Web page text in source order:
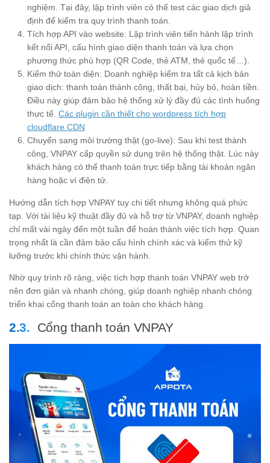
nghiệm. Tại đây, lập trình viên có thể test các giao dịch giả
định để kiểm tra quy trình thanh toán.
Tích hợp API vào website: Lập trình viên tiến hành lập trình
kết nối API, cấu hình giao diện thanh toán và lựa chọn
phương thức phù hợp (QR Code, thẻ ATM, thẻ quốc tế…).
Kiểm thử toàn diện: Doanh nghiệp kiểm tra tất cả kịch bản
giao dịch: thanh toán thành công, thất bại, hủy bỏ, hoàn tiền.
Điều này giúp đảm bảo hệ thống xử lý đầy đủ các tình huống
thực tế. Các plugin cần thiết cho wordpress tích hợp
cloudflare CDN
Chuyển sang môi trường thật (go-live): Sau khi test thành
công, VNPAY cấp quyền sử dụng trên hệ thống thật. Lúc này
khách hàng có thể thanh toán trực tiếp bằng tài khoản ngân
hàng hoặc ví điện tử.
Hướng dẫn tích hợp VNPAY tuy chi tiết nhưng không quá phức
tạp. Với tài liệu kỹ thuật đầy đủ và hỗ trợ từ VNPAY, doanh nghiệp
chỉ mất vài ngày đến một tuần để hoàn thành việc tích hợp. Quan
trọng nhất là cần đảm bảo cấu hình chính xác và kiểm thử kỹ
lưỡng trước khi chính thức vận hành.
Nhờ quy trình rõ ràng, việc tích hợp thanh toán VNPAY web trở
nên đơn giản và nhanh chóng, giúp doanh nghiệp nhanh chóng
triển khai cổng thanh toán an toàn cho khách hàng.
Cổng thanh toán VNPAY